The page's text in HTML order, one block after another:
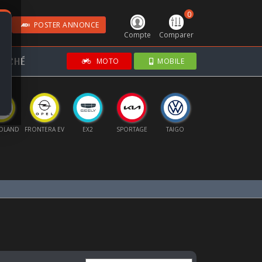
Compte
0
Comparer
POSTER ANNONCE
MOTO MOBILE
FRONTERA EV EX2 SPORTAGE TAIGO